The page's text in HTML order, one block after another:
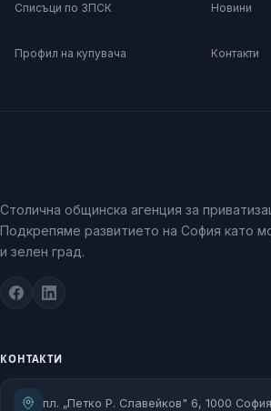
Списъци по ЗПСК
Профил на купувача
Новини
Контакти
Столична общинска агенция за
Подкрепяме развитието на София като
и зелен град.
КОНТАКТИ
пл. „Петко Р. Славейков" 6, 1000 София